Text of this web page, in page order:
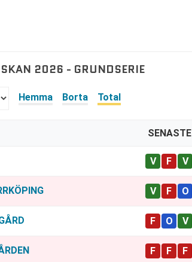
2026 - GRUNDSERIE
Hemma Borta Total
SENASTE